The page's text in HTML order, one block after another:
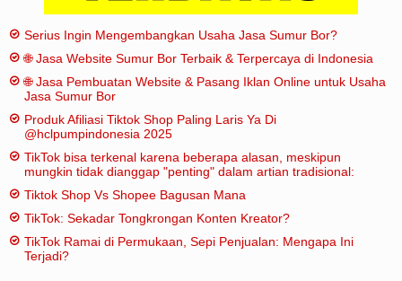
Serius Ingin Mengembangkan Usaha Jasa Sumur Bor?
🌐 Jasa Website Sumur Bor Terbaik & Terpercaya di Indonesia
🌐 Jasa Pembuatan Website & Pasang Iklan Online untuk Usaha
Jasa Sumur Bor
Produk Afiliasi Tiktok Shop Paling Laris Ya Di
@hclpumpindonesia 2025
TikTok bisa terkenal karena beberapa alasan, meskipun
mungkin tidak dianggap "penting" dalam artian tradisional:
Tiktok Shop Vs Shopee Bagusan Mana
TikTok: Sekadar Tongkrongan Konten Kreator?
TikTok Ramai di Permukaan, Sepi Penjualan: Mengapa Ini
Terjadi?